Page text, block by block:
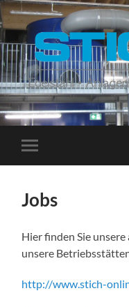
Menü
Jobs
Hier finden Sie
unsere
http://www.stich-